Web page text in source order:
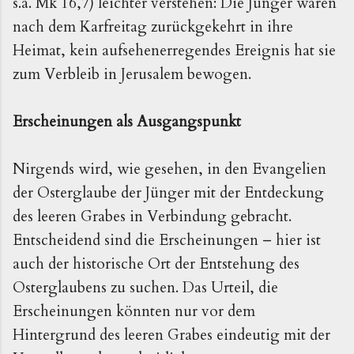
nach dem Karfreitag zurückgekehrt in ihre
Heimat, kein aufsehenerregendes Ereignis hat sie
zum Verbleib in Jerusalem bewogen.
Erscheinungen als Ausgangspunkt
Nirgends wird, wie gesehen, in den Evangelien
der Osterglaube der Jünger mit der Entdeckung
des leeren Grabes in Verbindung gebracht.
Entscheidend sind die Erscheinungen – hier ist
auch der historische Ort der Entstehung des
Osterglaubens zu suchen. Das Urteil, die
Erscheinungen könnten nur vor dem
Hintergrund des leeren Grabes eindeutig mit der